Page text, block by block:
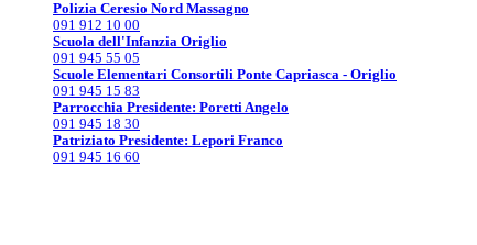
Polizia Ceresio Nord Massagno
091 912 10 00
Scuola dell'Infanzia Origlio
091 945 55 05
Scuole Elementari Consortili Ponte Capriasca - Origlio
091 945 15 83
Parrocchia Presidente: Poretti Angelo
091 945 18 30
Patriziato Presidente: Lepori Franco
091 945 16 60